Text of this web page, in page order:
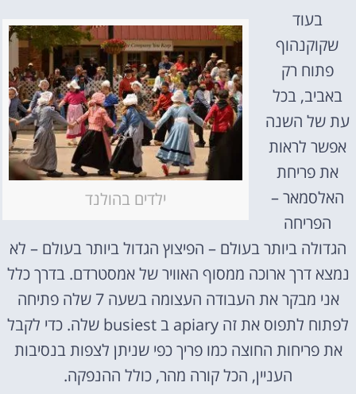
ילדים בהולנד
בעוד
שקוקנהוף
פתוח רק
באביב, בכל
עת של השנה
אפשר לראות
את פריחת
האלסמאר –
הפריחה
הגדולה ביותר בעולם – הפיצוץ הגדול ביותר בעולם – לא
נמצא דרך ארוכה ממסוף האוויר של אמסטרדם. בדרך כלל
אני מבקר את העבודה העצומה בשעה 7 שלה פתיחה
לפתוח לתפוס את זה apiary ב busiest שלה. כדי לקבל
את פריחות החוצה כמו פריך כפי שניתן לצפות בנסיבות
העניין, הכל קורה מהר, כולל ההנפקה.